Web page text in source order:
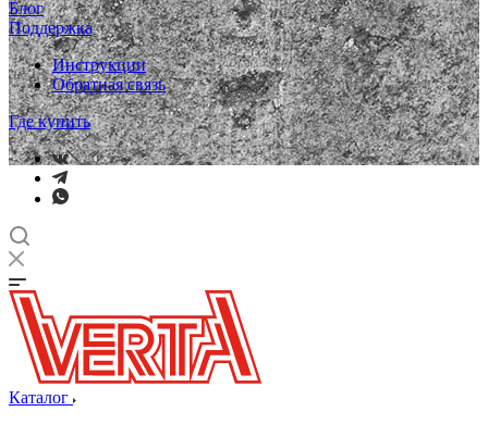
Блог
Поддержка
Инструкции
Обратная связь
Где купить
Каталог